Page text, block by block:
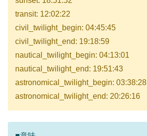
transit: 12:02:22
civil_twilight_begin: 04:45:45
civil_twilight_end: 19:18:59
nautical_twilight_begin: 04:13:01
nautical_twilight_end: 19:51:43
astronomical_twilight_begin: 03:38:28
astronomical_twilight_end: 20:26:16